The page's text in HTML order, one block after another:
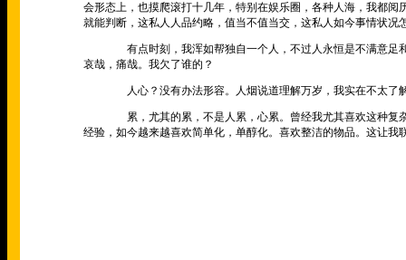
会形态上，也摸爬滚打十几年，特别在娱乐圈，各种人海，我都
就能判断，这私人人品约略，值当不值当交，这私人如今事情状
有点时刻，我浑如帮独自一个人，不过人永恒是不满意足和
哀哉，痛哉。我欠了谁的？
人心？没有办法形容。人烟说道理解万岁，我实在不太了解
累，尤其的累，不是人累，心累。曾经我尤其喜欢这种复杂
经验，如今越来越喜欢简单化，单醇化。喜欢整洁的物品。这让我